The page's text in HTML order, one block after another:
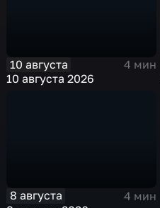
10 августа
4 мин
10 августа 2026
8 августа
4 мин